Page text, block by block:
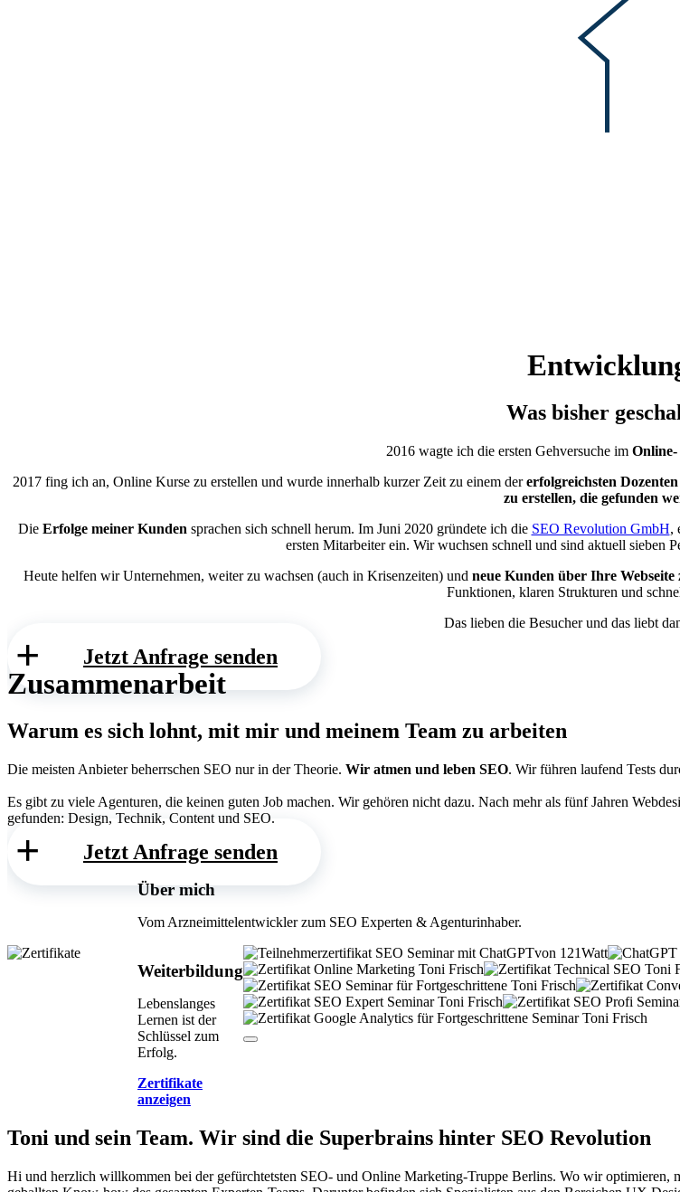
Was bisher
2016 wagte ich die ersten Gehversuche im
2017 fing ich an, Online Kurse zu erstellen und wurde innerhalb kurzer Zeit zu einem dererfolgreichsten
zu erstellen, die gefunden
Die Erfolge meiner Kunden sprachen sich schnell herum. Im Juni 2020 gründete ich die SEO Revolution GmbH,
ersten Mitarbeiter ein. Wir wuchsen schnell und sind aktuell sieben
Heute helfen wir Unternehmen, weiter zu wachsen (auch in Krisenzeiten) und neue Kunden über Ihre Webseite
Funktionen, klaren Strukturen und
Das lieben die Besucher und das liebt
Jetzt Anfrage senden
Zusammenarbeit
Warum es sich lohnt, mit mir und meinem Team zu arbeiten
Die meisten Anbieter beherrschen SEO nur in der Theorie. Wir atmen und leben SEO. Wir führen laufend Tests
Es gibt zu viele Agenturen, die keinen guten Job machen. Wir gehören nicht dazu. Nach mehr als fünf Jahren
gefunden: Design, Technik, Content und SEO.
Jetzt Anfrage senden
Über mich
Vom Arzneimittel­entwickler zum SEO Experten & Agenturinhaber.
Weiterbildung
Lebenslanges
Lernen ist der
Schlüssel zum
Erfolg.
Zertifikate
anzeigen
Toni und sein Team. Wir sind die Superbrains hinter SEO Revolution
Hi und herzlich willkommen bei der gefürchtetsten SEO- und Online Marketing-Truppe Berlins. Wo wir optimieren,